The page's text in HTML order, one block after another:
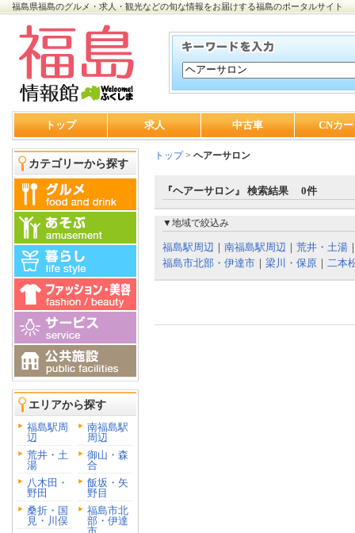
福島県福島のグルメ・求人・観光などの旬な情報をお届けする福島のポータルサイト
トップ 求人 中古車 CNカ
カテゴリーから探す
エリアから探す
福島駅周
辺
南福島駅
周辺
荒井・土
湯
御山・森
合
八木田・
野田
飯坂・矢
野目
桑折・国
見・川俣
福島市北
部・伊達
トップ> ヘアーサロン
『ヘアーサロン』 検索結果 0件
▼地域で絞込み
福島駅周辺 ｜ 南福島駅周辺 ｜ 荒井・土湯
福島市北部・伊達市 ｜ 梁川・保原 ｜ 二本